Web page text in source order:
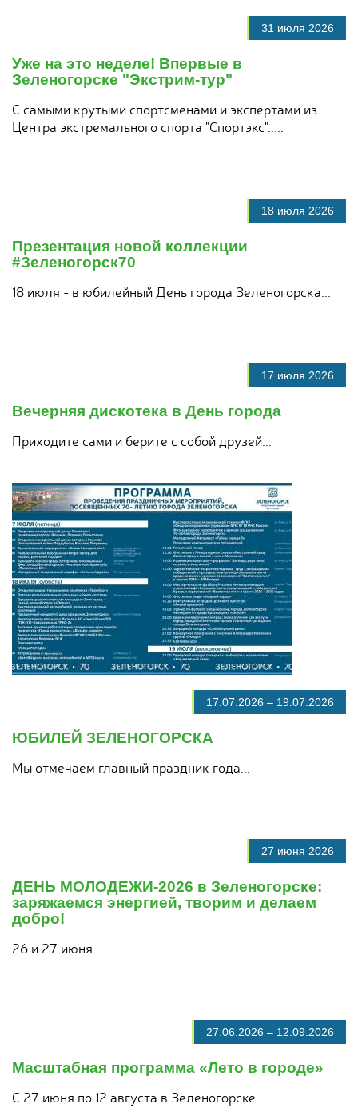
31 июля 2026
Уже на это неделе! Впервые в
Зеленогорске "Экстрим-тур"
С самыми крутыми спортсменами и экспертами из
Центра экстремального спорта "Спортэкс".....
18 июля 2026
Презентация новой коллекции
#Зеленогорск70
18 июля - в юбилейный День города Зеленогорска...
17 июля 2026
Вечерняя дискотека в День города
Приходите сами и берите с собой друзей...
17.07.2026 – 19.07.2026
ЮБИЛЕЙ ЗЕЛЕНОГОРСКА
Мы отмечаем главный праздник года...
27 июня 2026
ДЕНЬ МОЛОДЕЖИ‑2026 в Зеленогорске:
заряжаемся энергией, творим и делаем
добро!
26 и 27 июня...
27.06.2026 – 12.09.2026
Масштабная программа «Лето в городе»
С 27 июня по 12 августа в Зеленогорске...